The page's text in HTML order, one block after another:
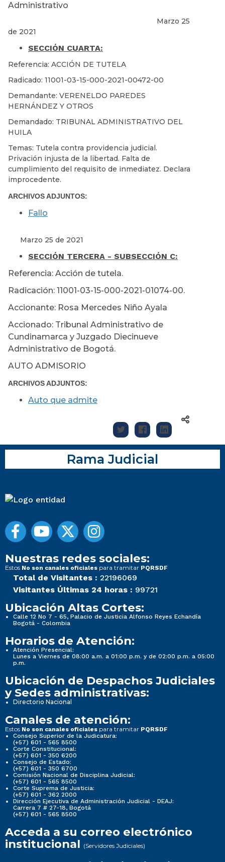
Administrativo
Marzo 25
de 2021
SECCIÓN CUARTA:
Referencia: ACCIÓN DE TUTELA
Radicado: 11001-03-15-000-2021-00472-00
Demandante: VERENELDO PAREDES
HERNÁNDEZ Y OTROS
Demandado: TRIBUNAL ADMINISTRATIVO DEL
HUILA
Temas: Tutela contra providencia judicial.
Privación injusta de la libertad. Falta de
cumplimiento del requisito de inmediatez. Declara
improcedente.
ARCHIVOS ADJUNTOS:
Fallo
Marzo 25 de 2021
SECCIÓN TERCERA - SUBSECCIÓN C:
Referencia: Acción de tutela.
Radicación: 11001-03-15-000-2021-01074-00.
Accionante: Rosa Mercedes Niño Ayala
Accionado: Tribunal Administrativo de
Cundinamarca y Juzgado Diecinueve
Administrativo de Bogotá.
AUTO ADMISORIO
ARCHIVOS ADJUNTOS:
Auto que admite
Rama Judicial
Nuestras redes sociales:
Estos No son canales oficiales para tramitar PQRSDF
Total de Visitantes : 22196069
Visitantes Últimas 24 horas : 99721
Ubicación Altas Cortes:
Calle 12 No 7 - 65, Palacio de Justicia Alfonso Reyes Echandía
Bogotá - Colombia
Horarios de Atención:
Atención Presencial:
Lunes a Viernes de 08:00 a.m. a 01:00 p.m. y de 02:00 p.m. a 05:00
p.m.
Ubicación de Despachos Judiciales
y Sedes administrativas:
Directorio Nacional
Canales de atención:
Estos No son canales oficiales para tramitar PQRSDF
Consejo Superior de la Judicatura:
(+57) 601 - 565 8500
Corte Constitucional:
(+57) 601 - 350 6200
Consejo de Estado:
(+57) 601 - 350 6700
Comisión Nacional de Disciplina Judicial:
(+57) 601 - 565 8500
Corte Suprema de Justicia:
(+57) 601 - 362 2000
Dirección Ejecutiva de Administración Judicial - DEAJ:
Carrera 7 # 27-18, Bogotá
(+57) 601 - 565 8500
Acceda a su correo electrónico
institucional (Servidores Judiciales)